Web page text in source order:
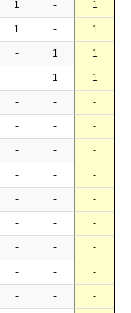
1 - 1
1 - 1
- 1 1
- 1 1
- - -
- - -
- - -
- - -
- - -
- - -
- - -
- - -
- - -